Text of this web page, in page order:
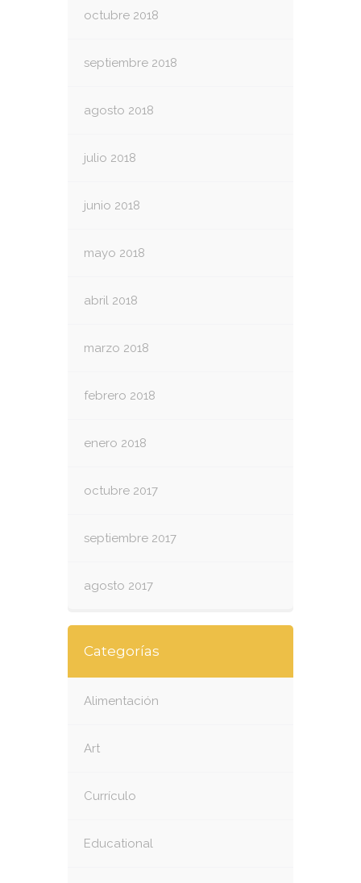
octubre 2018
septiembre 2018
agosto 2018
julio 2018
junio 2018
mayo 2018
abril 2018
marzo 2018
febrero 2018
enero 2018
octubre 2017
septiembre 2017
agosto 2017
Categorías
Alimentación
Art
Currículo
Educational